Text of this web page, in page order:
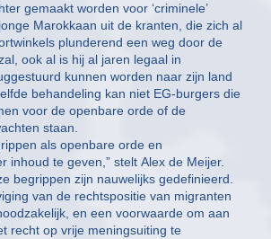
gemaakt worden voor ‘criminele’
Marokkaan uit de kranten, die zich al
plunderend een weg door de
ook al is hij al jaren legaal in
kunnen worden naar zijn land
behandeling kan niet EG-burgers die
voor de openbare orde of de
staan.
als openbare orde en
inhoud te geven,” stelt Alex de Meijer.
begrippen zijn nauwelijks gedefinieerd.
van de rechtspositie van migranten
en een voorwaarde om aan
recht op vrije meningsuiting te